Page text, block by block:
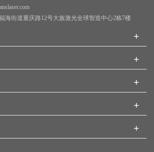
海街道重庆路12号大族激光全球智造中心2栋7楼
+
+
+
+
+